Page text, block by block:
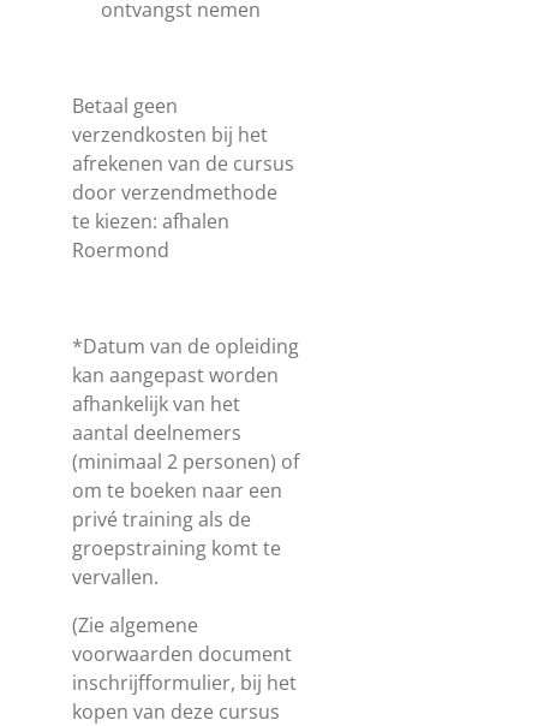
ontvangst nemen
Betaal geen
verzendkosten bij het
afrekenen van de cursus
door verzendmethode
te kiezen: afhalen
Roermond
*Datum van de opleiding
kan aangepast worden
afhankelijk van het
aantal deelnemers
(minimaal 2 personen) of
om te boeken naar een
privé training als de
groepstraining komt te
vervallen.
(Zie algemene
voorwaarden document
inschrijfformulier, bij het
kopen van deze cursus